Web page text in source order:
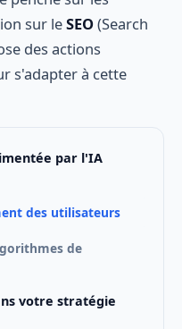
sur leSEO(Search
des actions
s'adapter à cette
par l'IA
des utilisateurs
de
votre stratégie